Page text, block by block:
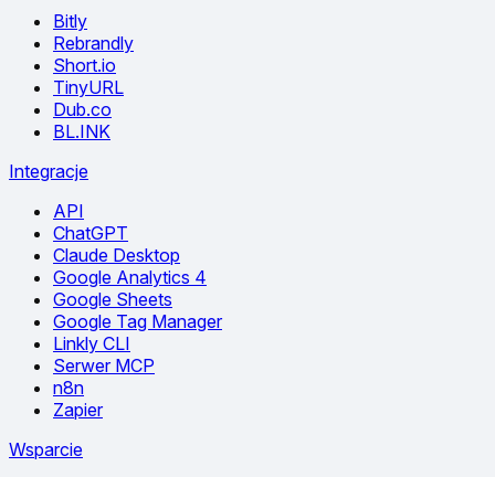
Bitly
Rebrandly
Short.io
TinyURL
Dub.co
BL.INK
Integracje
API
ChatGPT
Claude Desktop
Google Analytics 4
Google Sheets
Google Tag Manager
Linkly CLI
Serwer MCP
n8n
Zapier
Wsparcie